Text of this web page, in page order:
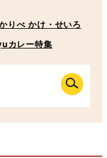
りべ かけ・せいろ
カレー特集